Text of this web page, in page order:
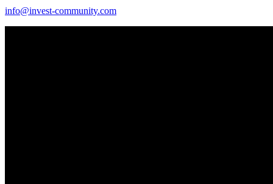
info@invest-community.com